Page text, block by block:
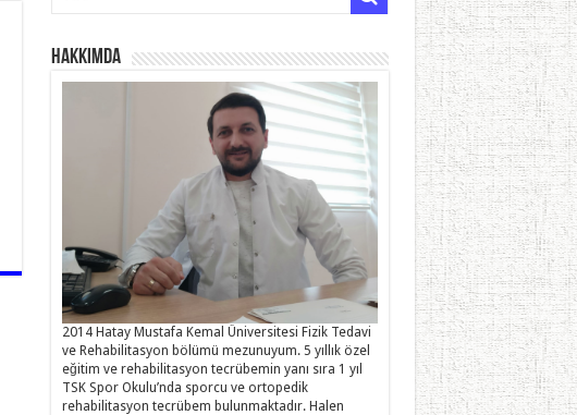
Hakkımda
2014 Hatay Mustafa Kemal Üniversitesi Fizik Tedavi
ve Rehabilitasyon bölümü mezunuyum. 5 yıllık özel
eğitim ve rehabilitasyon tecrübemin yanı sıra 1 yıl
TSK Spor Okulu’nda sporcu ve ortopedik
rehabilitasyon tecrübem bulunmaktadır. Halen